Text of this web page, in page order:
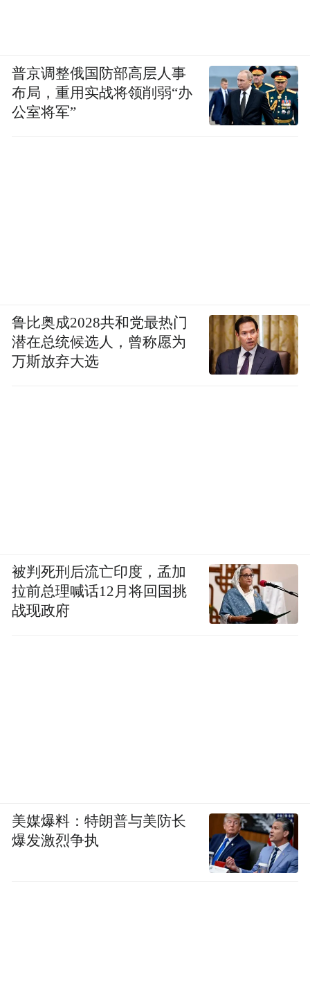
普京调整俄国防部高层人事
布局，重用实战将领削弱“办
公室将军”
鲁比奥成2028共和党最热门
潜在总统候选人，曾称愿为
万斯放弃大选
被判死刑后流亡印度，孟加
拉前总理喊话12月将回国挑
战现政府
美媒爆料：特朗普与美防长
爆发激烈争执